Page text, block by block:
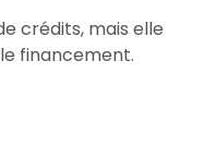
crédits, mais elle
financement.